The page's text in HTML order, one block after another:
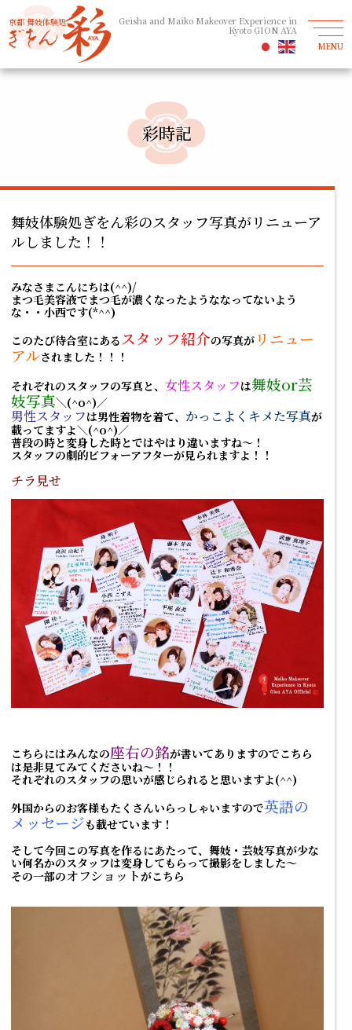
京都 舞妓体験処 Geisha and Maiko Makeover Experience in
Kyoto GION AYA
MENU
彩時記
舞妓体験処ぎをん彩のスタッフ写真がリニューア
ルしました！！
みなさまこんにちは(^^)/
まつ毛美容液でまつ毛が濃くなったようななってないよう
な・・小西です(*^^)
このたび待合室にあるスタッフ紹介の写真が リニュー
アルされました！！！
それぞれのスタッフの写真と、 女性スタッフは舞妓or芸
妓写真＼(^o^)／
男性スタッフは男性着物を着て、 かっこよくキメた写真が
載ってますよ＼(^o^)／
普段の時と変身した時とではやはり違いますね～！
スタッフの劇的ビフォーアフターが見られますよ！！
チラ見せ
こちらにはみんなの座右の銘が書いてありますのでこちら
は是非見てみてくださいね～！！
それぞれのスタッフの思いが感じられると思いますよ(^^)
外国からのお客様もたくさんいらっしゃいますので英語の
メッセージも載せています！
そして今回この写真を作るにあたって、舞妓・芸妓写真が少な
い何名かのスタッフは変身してもらって撮影をしました～
その一部のオフショットがこちら